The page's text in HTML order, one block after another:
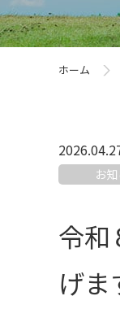
ホーム
お
令和
げま